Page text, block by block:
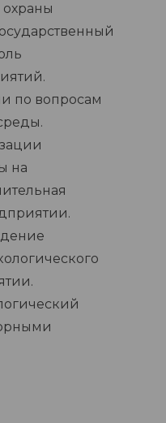
охраны
по вопросам
на